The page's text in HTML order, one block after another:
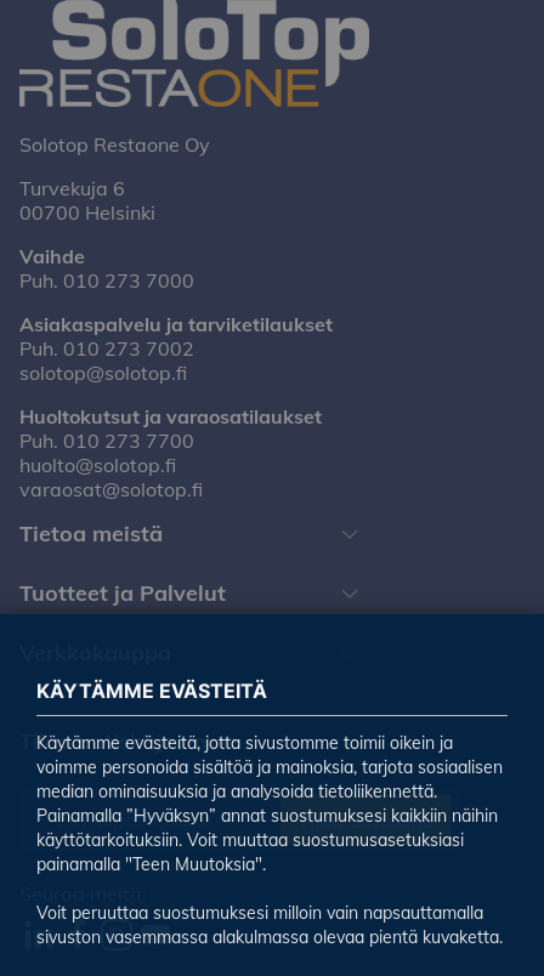
Solotop Restaone Oy
Turvekuja 6
00700 Helsinki
Vaihde
Puh. 010 273 7000
Asiakaspalvelu ja tarviketilaukset
Puh. 010 273 7002
solotop@solotop.fi
Huoltokutsut ja varaosatilaukset
Puh. 010 273 7700
huolto@solotop.fi
varaosat@solotop.fi
Tietoa meistä
Tuotteet ja Palvelut
Tilaa uutiskirjeemme
Tilaa uutiskirje
KÄYTÄMME EVÄSTEITÄ
Käytämme evästeitä, jotta sivustomme toimii oikein ja
voimme personoida sisältöä ja mainoksia, tarjota sosiaalisen
median ominaisuuksia ja analysoida tietoliikennettä.
Painamalla ”Hyväksyn” annat suostumuksesi kaikkiin näihin
käyttötarkoituksiin. Voit muuttaa suostumusasetuksiasi
painamalla "Teen Muutoksia".
Voit peruuttaa suostumuksesi milloin vain napsauttamalla
sivuston vasemmassa alakulmassa olevaa pientä kuvaketta.